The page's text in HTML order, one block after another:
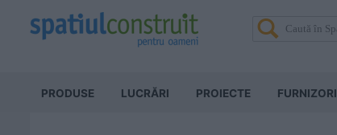
PRODUSE LUCRĂRI PROIECTE FURNIZORI